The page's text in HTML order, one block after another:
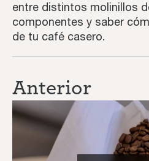
entre distintos molinillos
componentes y saber
de tu café casero.
Anterior